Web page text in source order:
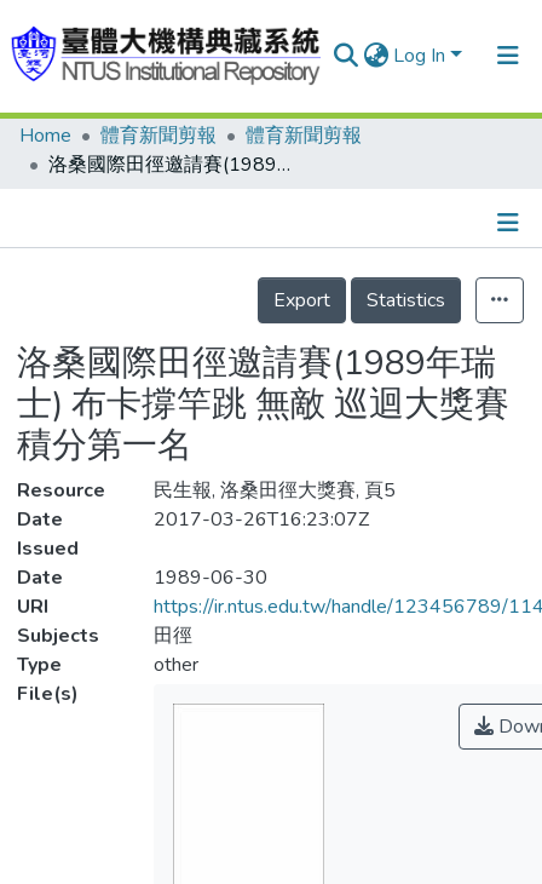
Log In
Communities & Collections
Statistics
Home 體育新聞剪報
體育新聞剪報
洛桑國際田徑邀請賽(1989年瑞士) 布卡撐竿跳 無敵 巡迴大獎賽 積分第一名
Details
Export
Statistics
洛桑國際田徑邀請賽(1989年瑞
士) 布卡撐竿跳 無敵 巡迴大獎賽
積分第一名
Resource
民生報, 洛桑田徑大獎賽, 頁5
Date
Issued
2017-03-26T16:23:07Z
Date
1989-06-30
URI
https://ir.ntus.edu.tw/handle/123456789/
Subjects
田徑
Type
other
File(s)